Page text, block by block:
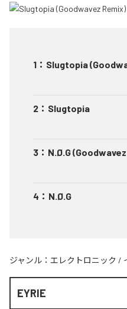
1 ： Slugtopia
2 ： Slugtopia
3 ： N.Ø.G
4 ： N.Ø.G
ジャンル： エレクトロニック /
EYRIE